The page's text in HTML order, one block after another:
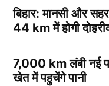
बिहार: मानसी और
44 km में होगी
7,000 km लंबी नई
खेत में पहुचेंगे पानी